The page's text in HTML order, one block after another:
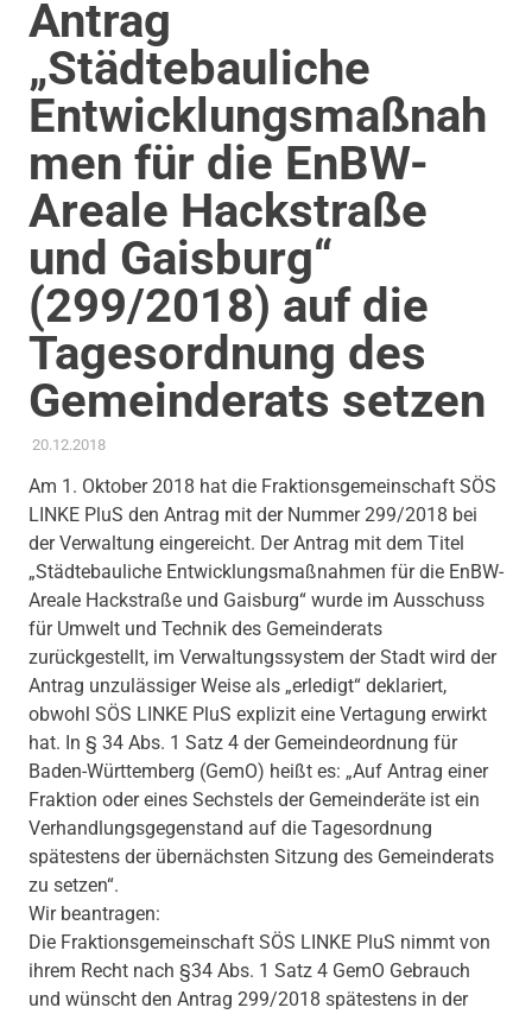
Antrag
„Städtebauliche
Entwicklungsmaßnah
men für die EnBW-
Areale Hackstraße
und Gaisburg“
(299/2018) auf die
Tagesordnung des
Gemeinderats setzen
20.12.2018ADMIN
AKTUELLES
WOHNEN
Am 1. Oktober 2018 hat die Fraktionsgemeinschaft SÖS
LINKE PluS den Antrag mit der Nummer 299/2018 bei
der Verwaltung eingereicht. Der Antrag mit dem Titel
„Städtebauliche Entwicklungsmaßnahmen für die EnBW-
Areale Hackstraße und Gaisburg“ wurde im Ausschuss
für Umwelt und Technik des Gemeinderats
zurückgestellt, im Verwaltungssystem der Stadt wird der
Antrag unzulässiger Weise als „erledigt“ deklariert,
obwohl SÖS LINKE PluS explizit eine Vertagung erwirkt
hat. In § 34 Abs. 1 Satz 4 der Gemeindeordnung für
Baden-Württemberg (GemO) heißt es: „Auf Antrag einer
Fraktion oder eines Sechstels der Gemeinderäte ist ein
Verhandlungsgegenstand auf die Tagesordnung
spätestens der übernächsten Sitzung des Gemeinderats
zu setzen“.
Wir beantragen:
Die Fraktionsgemeinschaft SÖS LINKE PluS nimmt von
ihrem Recht nach §34 Abs. 1 Satz 4 GemO Gebrauch
und wünscht den Antrag 299/2018 spätestens in der